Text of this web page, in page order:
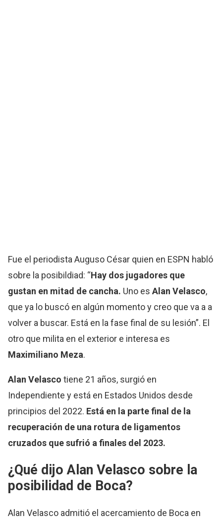
Fue el periodista Auguso César quien en ESPN habló
sobre la posibildiad: “Hay dos jugadores que
gustan en mitad de cancha. Uno esAlan Velasco,
que ya lo buscó en algún momento y creo que va a a
volver a buscar. Está en la fase final de su lesión”. El
otro que milita en el exterior e interesa es
Maximiliano Meza.
Alan Velasco tiene 21 años, surgió en
Independiente y está en Estados Unidos desde
principios del 2022. Está en la parte final de la
recuperación de una rotura de ligamentos
cruzados que sufrió a finales del 2023.
¿Qué dijo Alan Velasco sobre la
posibilidad de Boca?
Alan Velasco admitió el acercamiento de Boca en